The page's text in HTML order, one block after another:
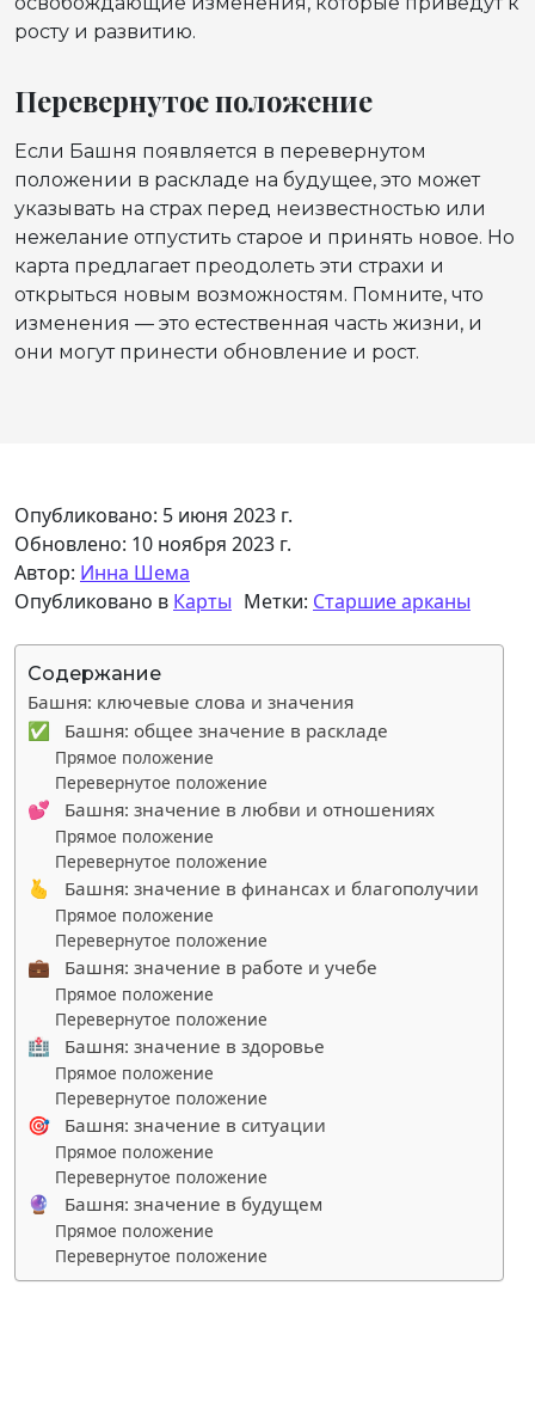
росту и развитию.
Перевернутое положение
Если Башня появляется в перевернутом
положении в раскладе на будущее, это может
указывать на страх перед неизвестностью или
нежелание отпустить старое и принять новое. Но
карта предлагает преодолеть эти страхи и
открыться новым возможностям. Помните, что
изменения — это естественная часть жизни, и
они могут принести обновление и рост.
Опубликовано: 5 июня 2023 г.
Обновлено: 10 ноября 2023 г.
Автор: Инна Шема
Опубликовано в Карты Метки: Старшие арканы
Содержание
Башня: ключевые слова и значения
✅ Башня: общее значение в раскладе
Прямое положение
Перевернутое положение
💕 Башня: значение в любви и отношениях
Прямое положение
Перевернутое положение
🫰 Башня: значение в финансах и благополучии
Прямое положение
Перевернутое положение
💼 Башня: значение в работе и учебе
Прямое положение
Перевернутое положение
🏥 Башня: значение в здоровье
Прямое положение
Перевернутое положение
🎯 Башня: значение в ситуации
Прямое положение
Перевернутое положение
🔮 Башня: значение в будущем
Прямое положение
Перевернутое положение